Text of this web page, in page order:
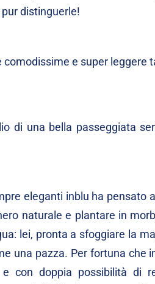
distinguerle!
e super leggere
di una bella passeggiata
eleganti inblu ha pensato
naturale e plantare in
lei, pronta a sfoggiare la
una pazza. Per fortuna che
con doppia possibilità di